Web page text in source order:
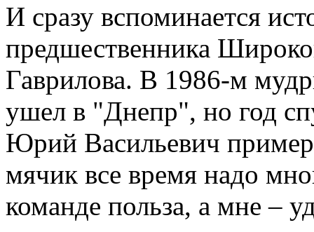
И сразу вспоминается
предшественника
Гаврилова. В 1986-м
ушел в "Днепр", но год
Юрий Васильевич
мячик все время надо
команде польза, а мне –